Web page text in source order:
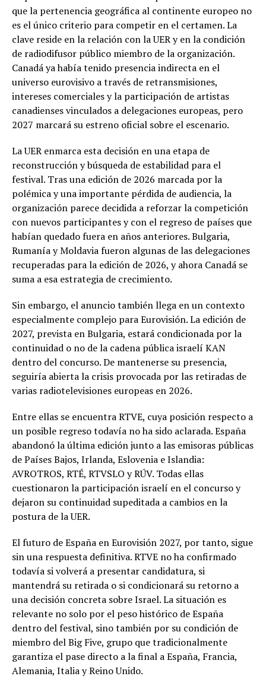
que la pertenencia geográfica al continente europeo no
es el único criterio para competir en el certamen. La
clave reside en la relación con la UER y en la condición
de radiodifusor público miembro de la organización.
Canadá ya había tenido presencia indirecta en el
universo eurovisivo a través de retransmisiones,
intereses comerciales y la participación de artistas
canadienses vinculados a delegaciones europeas, pero
2027 marcará su estreno oficial sobre el escenario.
La UER enmarca esta decisión en una etapa de
reconstrucción y búsqueda de estabilidad para el
festival. Tras una edición de 2026 marcada por la
polémica y una importante pérdida de audiencia, la
organización parece decidida a reforzar la competición
con nuevos participantes y con el regreso de países que
habían quedado fuera en años anteriores. Bulgaria,
Rumanía y Moldavia fueron algunas de las delegaciones
recuperadas para la edición de 2026, y ahora Canadá se
suma a esa estrategia de crecimiento.
Sin embargo, el anuncio también llega en un contexto
especialmente complejo para Eurovisión. La edición de
2027, prevista en Bulgaria, estará condicionada por la
continuidad o no de la cadena pública israelí KAN
dentro del concurso. De mantenerse su presencia,
seguiría abierta la crisis provocada por las retiradas de
varias radiotelevisiones europeas en 2026.
Entre ellas se encuentra RTVE, cuya posición respecto a
un posible regreso todavía no ha sido aclarada. España
abandonó la última edición junto a las emisoras públicas
de Países Bajos, Irlanda, Eslovenia e Islandia:
AVROTROS, RTÉ, RTVSLO y RÚV. Todas ellas
cuestionaron la participación israelí en el concurso y
dejaron su continuidad supeditada a cambios en la
postura de la UER.
El futuro de España en Eurovisión 2027, por tanto, sigue
sin una respuesta definitiva. RTVE no ha confirmado
todavía si volverá a presentar candidatura, si
mantendrá su retirada o si condicionará su retorno a
una decisión concreta sobre Israel. La situación es
relevante no solo por el peso histórico de España
dentro del festival, sino también por su condición de
miembro del Big Five, grupo que tradicionalmente
garantiza el pase directo a la final a España, Francia,
Alemania, Italia y Reino Unido.